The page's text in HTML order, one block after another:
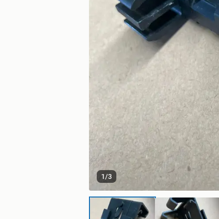
1/3